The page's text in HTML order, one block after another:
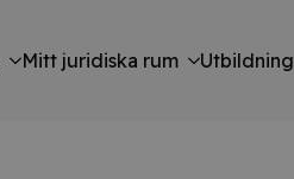
Mitt juridiska rum Utbildning